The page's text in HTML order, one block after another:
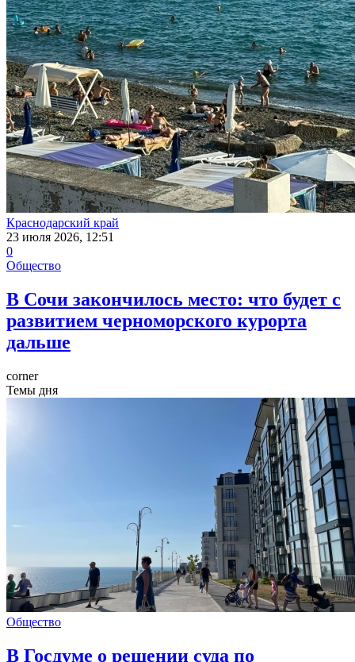
Краснодарский край
23 июля 2026, 12:51
0
Общество
В Сочи закончилось место: что будет с
развитием черноморского курорта
дальше
corner
Темы дня
Общество
В Госдуме о решении суда по